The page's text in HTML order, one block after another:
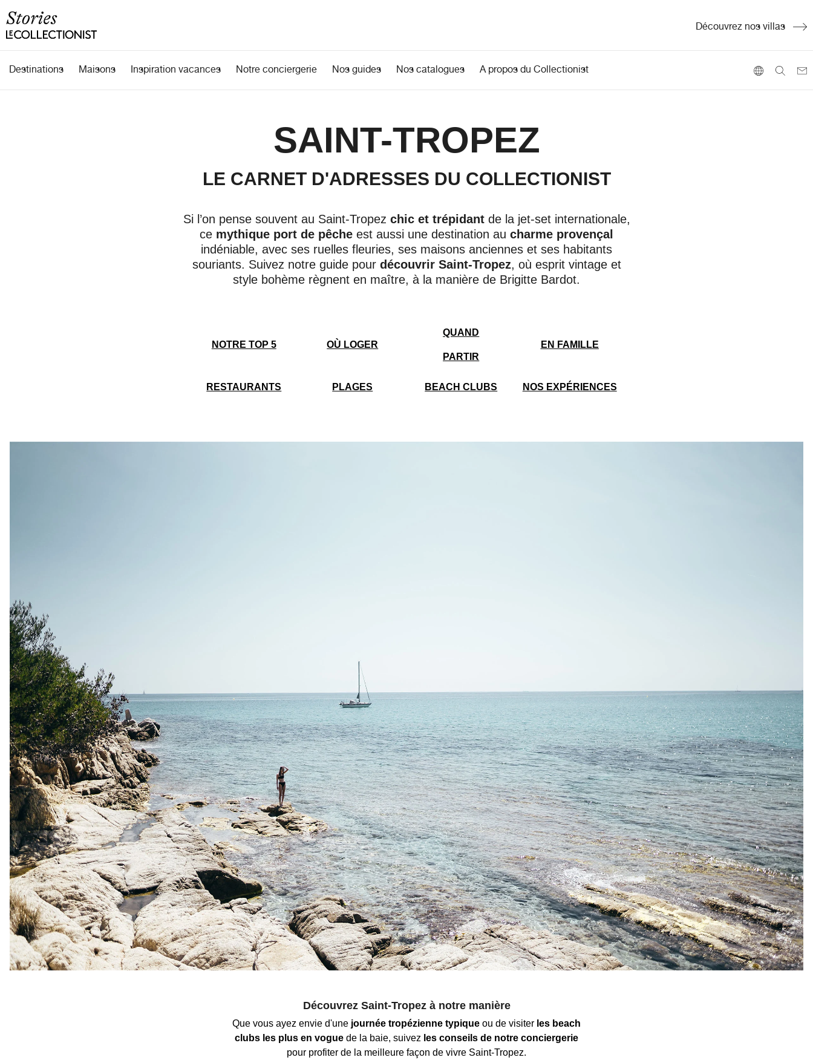
Découvrez nos villas
Destinations Maisons Inspiration vacances Notre conciergerie Nos guides Nos catalogues A propos du Collectionist
SAINT-TROPEZ
LE CARNET D'ADRESSES DU COLLECTIONIST
Si l’on pense souvent au Saint-Tropez chic et trépidant de la jet-set internationale,
ce mythique port de pêche est aussi une destination au charme provençal
indéniable, avec ses ruelles fleuries, ses maisons anciennes et ses habitants
souriants. Suivez notre guide pour découvrir Saint-Tropez, où esprit vintage et
style bohème règnent en maître, à la manière de Brigitte Bardot.
NOTRE TOP 5 OÙ LOGER
QUAND
PARTIR
EN FAMILLE
RESTAURANTS PLAGES BEACH CLUBS NOS EXPÉRIENCES
Découvrez Saint-Tropez à notre manière
Que vous ayez envie d'une journée tropézienne typique ou de visiter les beach
clubs les plus en vogue de la baie, suivez les conseils de notre conciergerie
pour profiter de la meilleure façon de vivre Saint-Tropez.